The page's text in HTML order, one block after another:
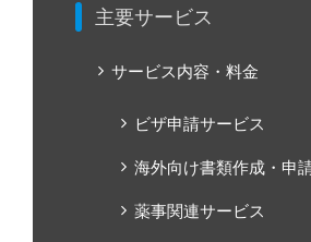
主要サービス
サービス内容・料金
ビザ申請サービス
海外向け書類作成・申
薬事関連サービス